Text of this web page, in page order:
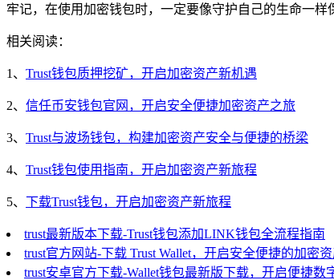
牢记，在使用加密钱包时，一定要像守护自己的生命一
相关阅读：
1、 Trust钱包质押挖矿，开启加密资产新机遇
2、 信任币安钱包官网，开启安全便捷加密资产之旅
3、 Trust与波场钱包，构建加密资产安全与便捷的桥梁
4、 Trust钱包使用指南，开启加密资产新旅程
5、 下载Trust钱包，开启加密资产新旅程
trust最新版本下载-Trust钱包添加LINK钱包全流程指南
trust官方网站-下载 Trust Wallet，开启安全便捷的加密
trust安卓官方下载-Wallet钱包最新版下载，开启便捷数